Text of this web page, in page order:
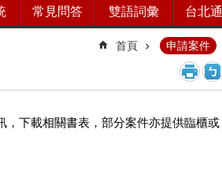
常見問答 雙語詞彙 台北通
首頁 申請案件
，下載相關書表，部分案件亦提供臨櫃或